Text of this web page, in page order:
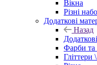
Вікна
Різні
Додаткові
Назад
Фарби та
Гліттери